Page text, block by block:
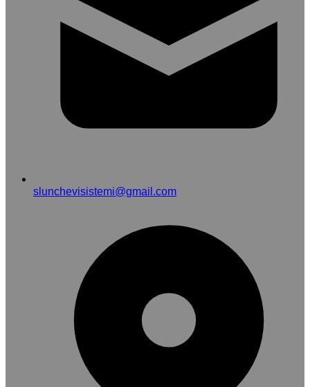
slunchevisistemi@gmail.com